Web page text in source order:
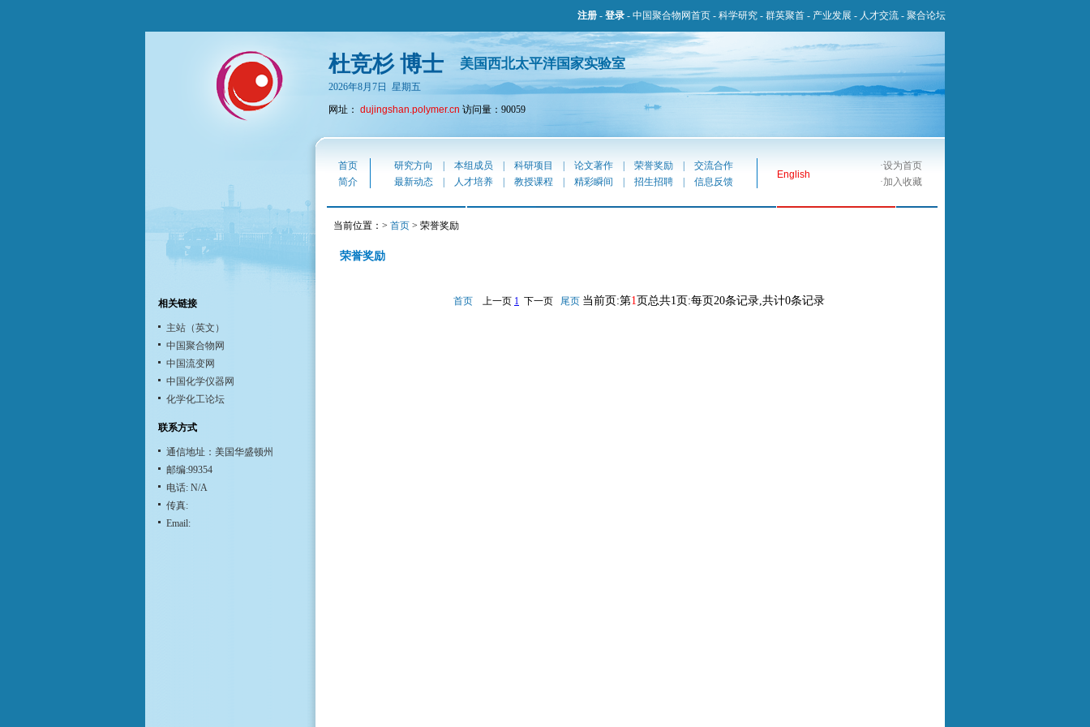
注册 - 登录 - 中国聚合物网首页 - 科学研究 - 群英聚首 - 产业发展 - 人才交流 - 聚合论坛
杜竞杉 博士 美国西北太平洋国家实验室
2026年8月7日 星期五
网址： dujingshan.polymer.cn 访问量：90059
相关链接
主站（英文）
中国聚合物网
中国流变网
中国化学仪器网
化学化工论坛
联系方式
通信地址：美国华盛顿州
邮编:99354
电话: N/A
传真:
Email:
首页 研究方向 本组成员 科研项目 论文著作 荣誉奖励 交流合作
English
·设为首页
简介
最新动态 人才培养 教授课程 精彩瞬间 招生招聘 信息反馈 ·加入收藏
当前位置：> 首页 > 荣誉奖励
荣誉奖励
首页 上一页 1 下一页 尾页 当前页:第1页总共1页:每页20条记录,共计0条记录